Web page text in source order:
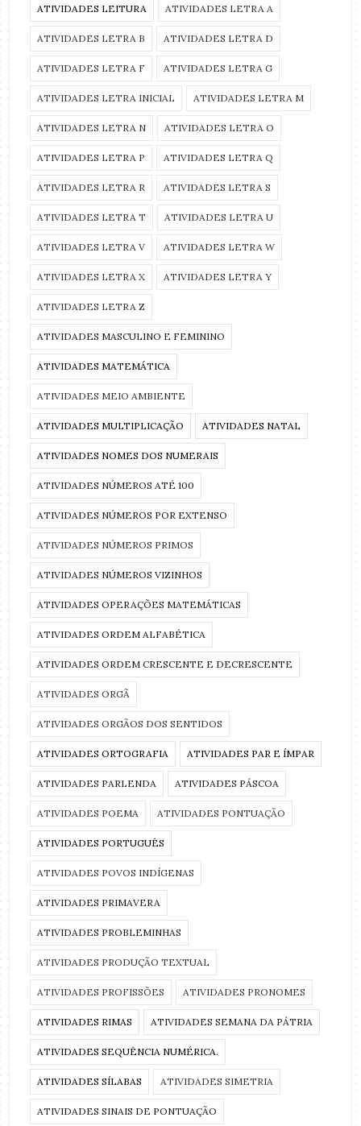
ATIVIDADES LEITURA ATIVIDADES LETRA A
ATIVIDADES LETRA B ATIVIDADES LETRA D
ATIVIDADES LETRA F ATIVIDADES LETRA G
ATIVIDADES LETRA INICIAL ATIVIDADES LETRA M
ATIVIDADES LETRA N ATIVIDADES LETRA O
ATIVIDADES LETRA P ATIVIDADES LETRA Q
ATIVIDADES LETRA R ATIVIDADES LETRA S
ATIVIDADES LETRA T ATIVIDADES LETRA U
ATIVIDADES LETRA V ATIVIDADES LETRA W
ATIVIDADES LETRA X ATIVIDADES LETRA Y
ATIVIDADES LETRA Z
ATIVIDADES MASCULINO E FEMININO
ATIVIDADES MATEMÁTICA
ATIVIDADES MEIO AMBIENTE
ATIVIDADES MULTIPLICAÇÃO ATIVIDADES NATAL
ATIVIDADES NOMES DOS NUMERAIS
ATIVIDADES NÚMEROS ATÉ 100
ATIVIDADES NÚMEROS POR EXTENSO
ATIVIDADES NÚMEROS PRIMOS
ATIVIDADES NÚMEROS VIZINHOS
ATIVIDADES OPERAÇÕES MATEMÁTICAS
ATIVIDADES ORDEM ALFABÉTICA
ATIVIDADES ORDEM CRESCENTE E DECRESCENTE
ATIVIDADES ORGÃ
ATIVIDADES ORGÃOS DOS SENTIDOS
ATIVIDADES ORTOGRAFIA ATIVIDADES PAR E ÍMPAR
ATIVIDADES PARLENDA ATIVIDADES PÁSCOA
ATIVIDADES POEMA ATIVIDADES PONTUAÇÃO
ATIVIDADES PORTUGUÊS
ATIVIDADES POVOS INDÍGENAS
ATIVIDADES PRIMAVERA
ATIVIDADES PROBLEMINHAS
ATIVIDADES PRODUÇÃO TEXTUAL
ATIVIDADES PROFISSÕES ATIVIDADES PRONOMES
ATIVIDADES RIMAS ATIVIDADES SEMANA DA PÁTRIA
ATIVIDADES SEQUÊNCIA NUMÉRICA.
ATIVIDADES SÍLABAS ATIVIDADES SIMETRIA
ATIVIDADES SINAIS DE PONTUAÇÃO